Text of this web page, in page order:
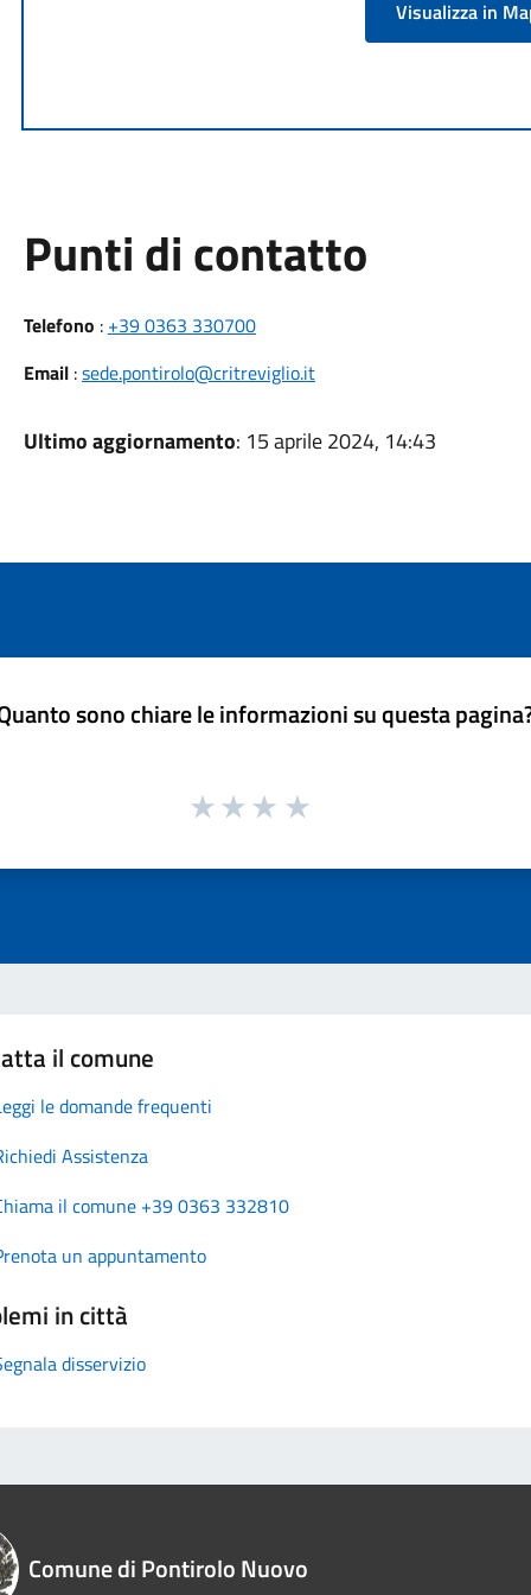
Visualizza in
Punti di contatto
Telefono : +39 0363 330700
Email:sede.pontirolo@critreviglio.it
Ultimo aggiornamento: 15 aprile 2024, 14:43
sono chiare le informazioni su questa
il comune
le domande frequenti
Assistenza
il comune +39 0363 332810
un appuntamento
in città
disservizio
Comune di Pontirolo Nuovo